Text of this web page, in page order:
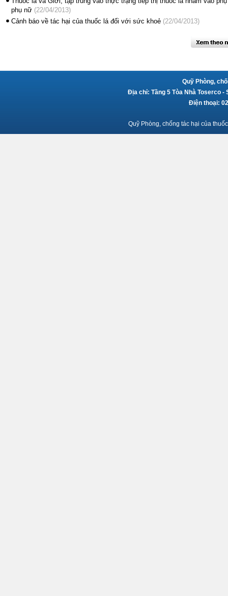
phụ nữ (22/04/2013)
Cảnh báo về tác hại của thuốc lá đối với sức khoẻ (22/04/2013)
Quỹ Phòng,
Địa chỉ: Tầng 5 Tòa Nhà Toserco -
Điện thoại:
Quỹ Phòng, chống tác hại của